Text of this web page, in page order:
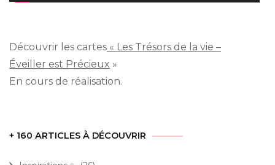
Découvrir les cartes « Les Trésors de la vie –
Éveiller est Précieux »
En cours de réalisation.
+ 160 ARTICLES À DÉCOUVRIR